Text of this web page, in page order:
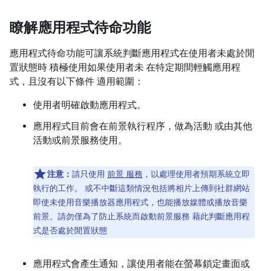
瞭解應用程式待命功能
應用程式待命功能可讓系統判斷應用程式在使用者未處於閒
置狀態時 積極使用如果使用者未 在特定期間輕觸應用程
式，且沒有以下條件 適用範圍：
使用者明確啟動應用程式。
應用程式目前會在前景執行程序，做為活動 或由其他
活動或前景服務使用。
注意： 請只使用 前景 服務 ，以處理使用者預期系統立即
執行的工作。 或不中斷這類情況包括將相片上傳到社群網站
即使未使用音樂播放器應用程式，也能播放媒體或播放音樂
前景。請勿僅為了防止系統而啟動前景服務 藉此判斷應用程
式是否處於閒置狀態
應用程式會產生通知，讓使用者能在螢幕鎖定畫面或